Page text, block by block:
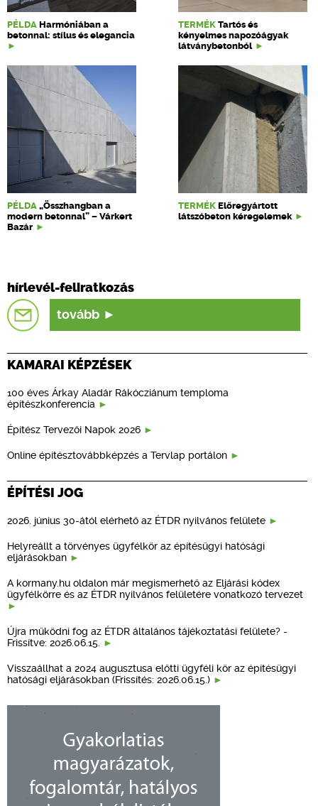
PÉLDA Harmóniában a
betonnal: stílus és elegancia
TERMÉK Tartós és
kényelmes napozóágyak
látványbetonból
PÉLDA „Összhangban a
modern betonnal” – Várkert
Bazár
TERMÉK Előregyártott
látszóbeton kéregelemek
hírlevél-feliratkozás
tovább
KAMARAI KÉPZÉSEK
100 éves Árkay Aladár Rákócziánum temploma
építészkonferencia
Építész Tervezői Napok 2026
Online építésztovábbképzés a Tervlap portálon
ÉPÍTÉSI JOG
2026. június 30-ától elérhető az ÉTDR nyilvános felülete
Helyreállt a törvényes ügyfélkör az építésügyi hatósági
eljárásokban
A kormany.hu oldalon már megismerhető az Eljárási kódex
ügyfélkörre és az ÉTDR nyilvános felületére vonatkozó tervezet
Újra működni fog az ÉTDR általános tájékoztatási felülete? -
Frissítve: 2026.06.15.
Visszaállhat a 2024 augusztusa előtti ügyféli kör az építésügyi
hatósági eljárásokban (Frissítés: 2026.06.15.)